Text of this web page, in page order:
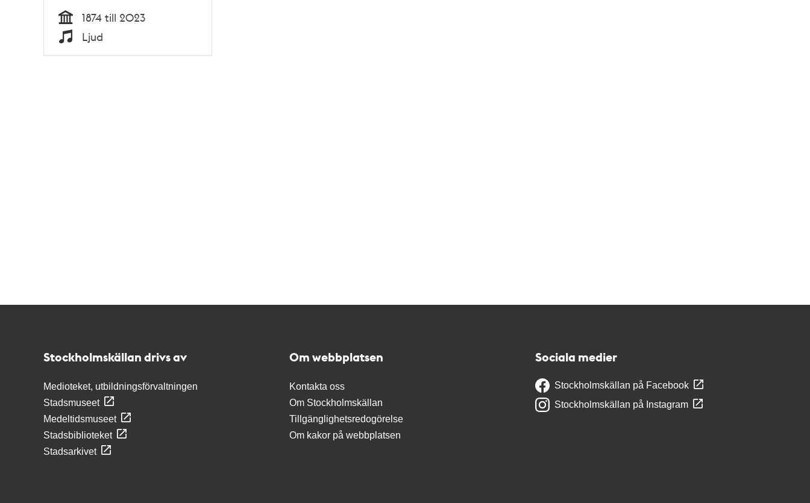
Tid
1874 till 2023
Typ
Ljud
Stockholmskällan drivs av
Medioteket, utbildningsförvaltningen
Stadsmuseet
Medeltidsmuseet
Stadsbiblioteket
Stadsarkivet
Om webbplatsen
Kontakta oss
Om Stockholmskällan
Tillgänglighetsredogörelse
Om kakor på webbplatsen
Sociala medier
Stockholmskällan på Facebook
Stockholmskällan på Instagram